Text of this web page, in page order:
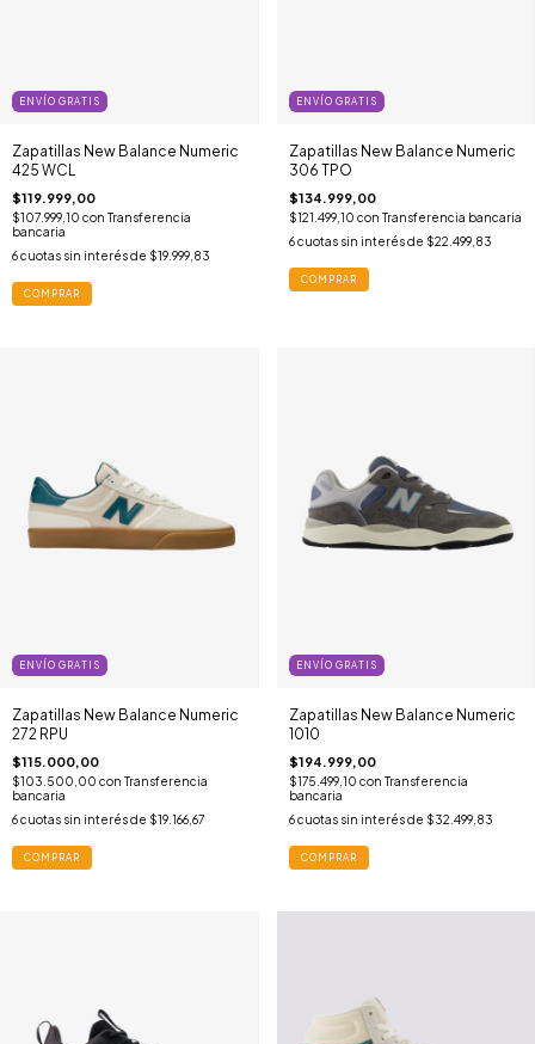
ENVÍO GRATIS
Zapatillas New Balance Numeric
425 WCL
$119.999,00
$107.999,10 con Transferencia
bancaria
6cuotas sin interés de $19.999,83
COMPRAR
ENVÍO GRATIS
Zapatillas New Balance Numeric
306 TPO
$134.999,00
$121.499,10 con Transferencia bancaria
6 cuotas sin interés de $22.499,83
COMPRAR
ENVÍO GRATIS
Zapatillas New Balance Numeric
272 RPU
$115.000,00
$103.500,00 con Transferencia
bancaria
6cuotas sin interés de $19.166,67
COMPRAR
ENVÍO GRATIS
Zapatillas New Balance Numeric
1010
$194.999,00
$175.499,10 con Transferencia
bancaria
6 cuotas sin interés de $32.499,83
COMPRAR